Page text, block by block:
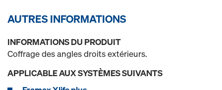
AUTRES INFORMATIONS
INFORMATIONS DU PRODUIT
Coffrage des angles droits extérieurs.
APPLICABLE AUX SYSTÈMES SUIVANTS